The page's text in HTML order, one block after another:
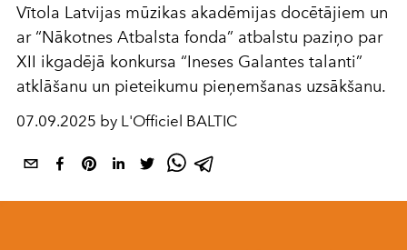
Vītola Latvijas mūzikas akadēmijas docētājiem un
ar “Nākotnes Atbalsta fonda” atbalstu paziņo par
XII ikgadējā konkursa “Ineses Galantes talanti”
atklāšanu un pieteikumu pieņemšanas uzsākšanu.
07.09.2025 by L'Officiel BALTIC